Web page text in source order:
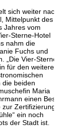
sich weiter nach
Mittelpunkt des
Jahres vom
Sterne-Hotel
nahm die
Fuchs und
„Die Vier-Sterne
für den weiteren
die beiden
Maria
einen
Zertifizierung
ein noch
der Stadt ist.